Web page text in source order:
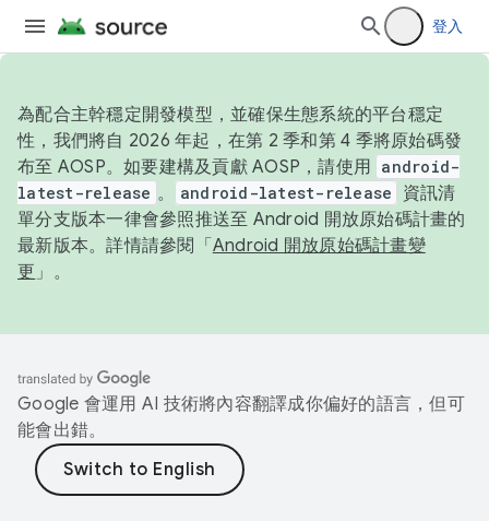
登入
為配合主幹穩定開發模型，並確保生態系統的平台穩定
性，我們將自 2026 年起，在第 2 季和第 4 季將原始碼發
布至 AOSP。如要建構及貢獻 AOSP，請使用 android-
latest-release 。 android-latest-release
資訊清
單分支版本一律會參照推送至 Android 開放原始碼計畫的
最新版本。詳情請參閱「 Android 開放原始碼計畫變
更 」。
Google 會運用 AI 技術將內容翻譯成你偏好的語言，但可
能會出錯。